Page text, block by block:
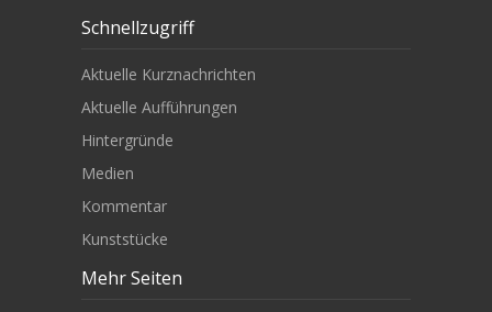
Schnellzugriff
Aktuelle Kurznachrichten
Aktuelle Aufführungen
Hintergründe
Medien
Kommentar
Kunststücke
Mehr Seiten